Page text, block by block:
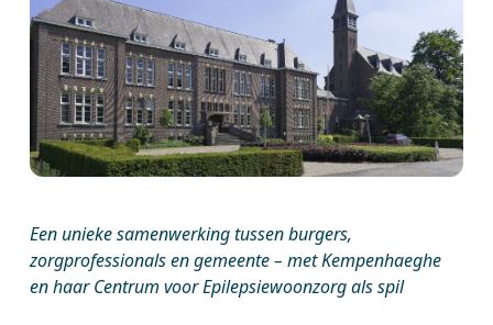
Een unieke samenwerking tussen burgers,
zorgprofessionals en gemeente – met Kempenhaeghe
en haar Centrum voor Epilepsiewoonzorg als spil